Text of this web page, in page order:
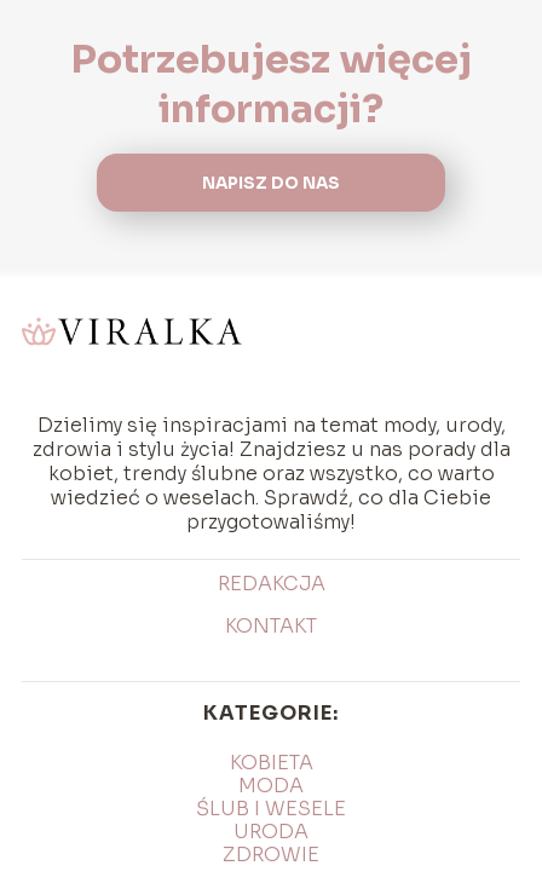
Potrzebujesz więcej
informacji?
NAPISZ DO NAS
Dzielimy się inspiracjami na temat mody, urody,
zdrowia i stylu życia! Znajdziesz u nas porady dla
kobiet, trendy ślubne oraz wszystko, co warto
wiedzieć o weselach. Sprawdź, co dla Ciebie
przygotowaliśmy!
REDAKCJA
KONTAKT
KATEGORIE:
KOBIETA
MODA
ŚLUB I WESELE
URODA
ZDROWIE